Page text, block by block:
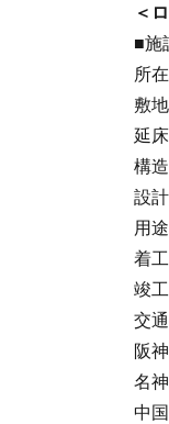
＜
■施
所
敷
延
構
設
用
着
竣
交通
阪
名
中